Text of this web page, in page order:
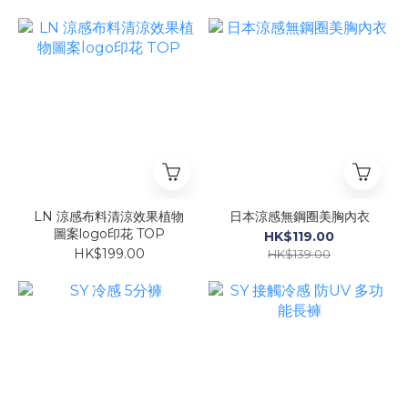
LN 涼感布料清涼效果植物
圖案logo印花 TOP
HK$199.00
日本涼感無鋼圈美胸內衣
HK$119.00
HK$139.00